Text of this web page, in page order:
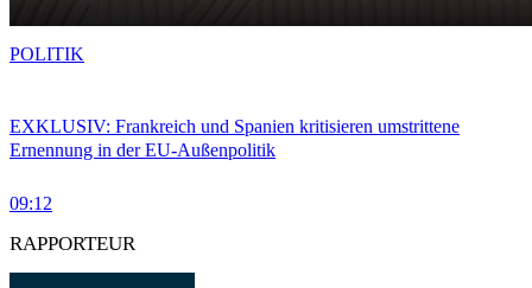
EXKLUSIV: Frankreich und Spanien kritisieren umstrittene
Ernennung in der EU-Außenpolitik
09:12
POLITIK
RAPPORTEUR